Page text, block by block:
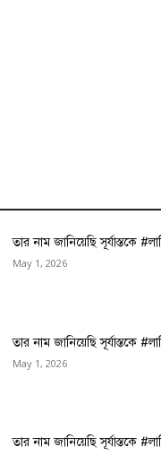
তার নাম জানিয়েছি সূর্যাস্তকে
May 1, 2026
তার নাম জানিয়েছি সূর্যাস্তকে
May 1, 2026
তার নাম জানিয়েছি সূর্যাস্তকে